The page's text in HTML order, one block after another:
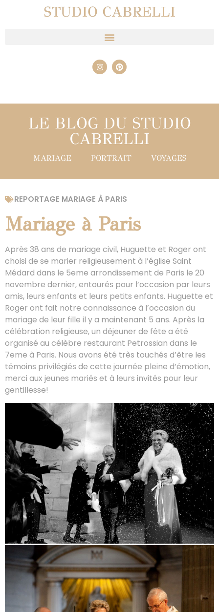
STUDIO CABRELLI
LE BLOG DU STUDIO
CABRELLI
MARIAGE PORTRAIT VOYAGES
REPORTAGE MARIAGE À PARIS
Mariage à Paris
Après 38 ans de mariage civil, Huguette et Roger ont
choisi de se marier religieusement à l’église Saint
Médard dans le 5eme arrondissement de Paris le 20
novembre dernier, entourés pour l’occasion par leurs
amis, leurs enfants et leurs petits enfants. Huguette et
Roger ont fait notre connaissance à l’occasion du
mariage de leur fille il y a maintenant 5 ans. Après la
célébration religieuse, un déjeuner de fête a été
organisé au célèbre restaurant Petrossian dans le
7eme à Paris. Nous avons été très touchés d’être les
témoins privilégiés de cette journée pleine d’émotion,
merci aux jeunes mariés et à leurs invités pour leur
gentillesse!